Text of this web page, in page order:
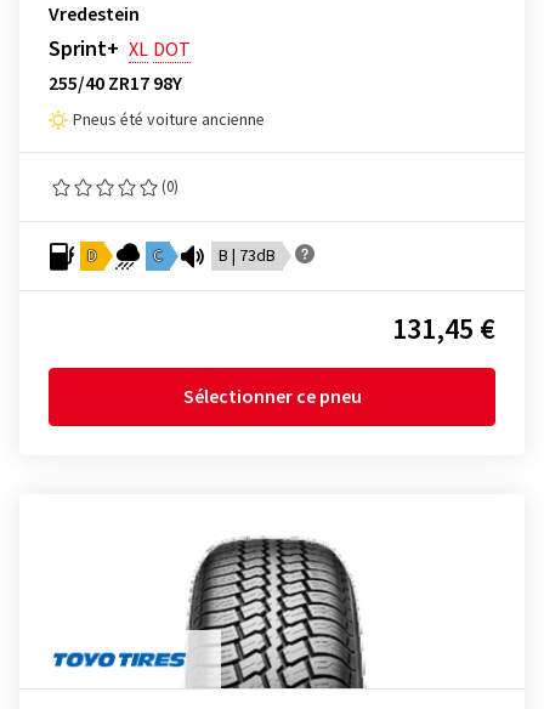
Vredestein
Sprint+ XL DOT
255/40 ZR17 98Y
Pneus été voiture ancienne
(0)
D C B | 73dB
131,45 €
Sélectionner ce pneu